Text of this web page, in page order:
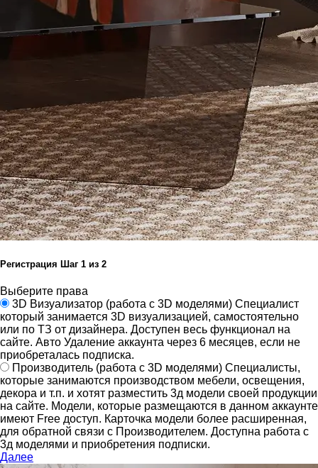
Регистрация Шаг 1 из 2
Выберите права
3D Визуализатор (работа с 3D моделями) Специалист
который занимается 3D визуализацией, самостоятельно
или по ТЗ от дизайнера. Доступен весь функционал на
сайте. Авто Удаление аккаунта через 6 месяцев, если не
приобреталась подписка.
Производитель (работа с 3D моделями) Специалисты,
которые занимаются производством мебели, освещения,
декора и т.п. и хотят разместить 3д модели своей продукции
на сайте. Модели, которые размещаются в данном аккаунте
имеют Free доступ. Карточка модели более расширенная,
для обратной связи с Производителем. Доступна работа с
3д моделями и приобретения подписки.
Далее